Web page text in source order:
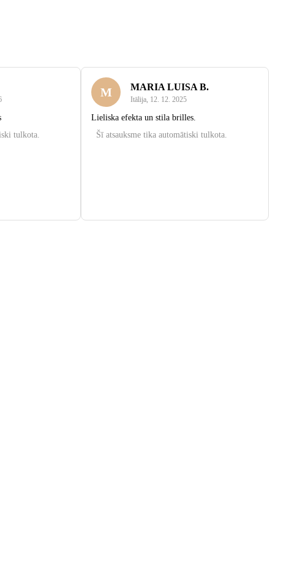
tulkota.
M MARIA LUISA B.
Itālija, 12. 12. 2025
Lieliska efekta un stila brilles.
Šī atsauksme tika automātiski tulkota.